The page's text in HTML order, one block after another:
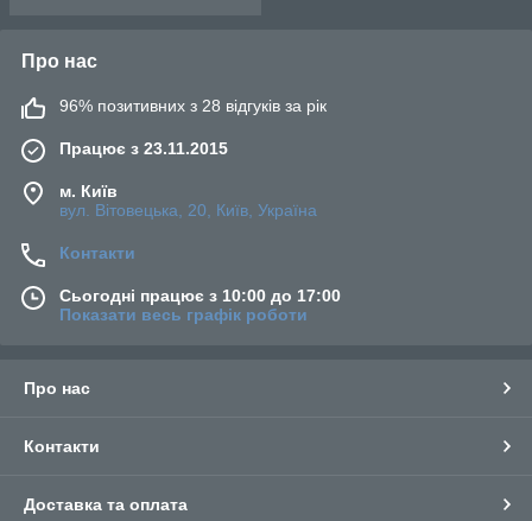
Про нас
96% позитивних з 28 відгуків за рік
Працює з 23.11.2015
м. Київ
вул. Вітовецька, 20, Київ, Україна
Контакти
Сьогодні працює з 10:00 до 17:00
Показати весь графік роботи
Про нас
Контакти
Доставка та оплата